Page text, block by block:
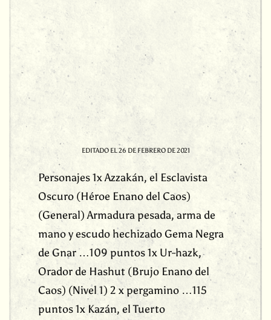
EDITADO EL26 DE FEBRERO DE 2021
Personajes 1x Azzakán, el Esclavista
Oscuro (Héroe Enano del Caos)
(General) Armadura pesada, arma de
mano y escudo hechizado Gema Negra
de Gnar …109 puntos 1x Ur-hazk,
Orador de Hashut (Brujo Enano del
Caos) (Nivel 1) 2 x pergamino …115
puntos 1x Kazán, el Tuerto